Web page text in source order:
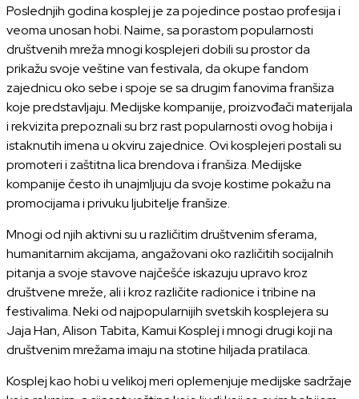
Poslednjih godina kosplej je za pojedince postao profesija i
veoma unosan hobi. Naime, sa porastom popularnosti
društvenih mreža mnogi kosplejeri dobili su prostor da
prikažu svoje veštine van festivala, da okupe fandom
zajednicu oko sebe i spoje se sa drugim fanovima franšiza
koje predstavljaju. Medijske kompanije, proizvođači materijala
i rekvizita prepoznali su brz rast popularnosti ovog hobija i
istaknutih imena u okviru zajednice. Ovi kosplejeri postali su
promoteri i zaštitna lica brendova i franšiza. Medijske
kompanije često ih unajmljuju da svoje kostime pokažu na
promocijama i privuku ljubitelje franšize.
Mnogi od njih aktivni su u različitim društvenim sferama,
humanitarnim akcijama, angažovani oko različitih socijalnih
pitanja a svoje stavove najčešće iskazuju upravo kroz
društvene mreže, ali i kroz različite radionice i tribine na
festivalima. Neki od najpopularnijih svetskih kosplejera su
Jaja Han, Alison Tabita, Kamui Kosplej i mnogi drugi koji na
društvenim mrežama imaju na stotine hiljada pratilaca.
Kosplej kao hobi u velikoj meri oplemenjuje medijske sadržaje